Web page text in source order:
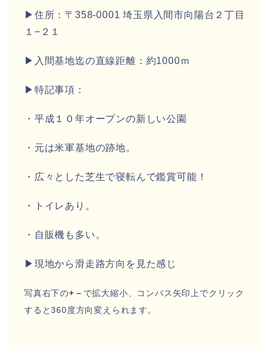
▶住所：〒358-0001 埼玉県入間市向陽台２丁目
１−２１
▶入間基地迄の直線距離：約1000ｍ
▶特記事項：
・平成１０年オープンの新しい公園
・元は米軍基地の跡地。
・広々とした芝生で寝転んで鑑賞可能！
・トイレあり。
・自販機も多い。
▶現地から滑走路方向を見た感じ
写真右下の+－ で拡大縮小、コンパス矢印上でクリック
すると360度方向変えられます。